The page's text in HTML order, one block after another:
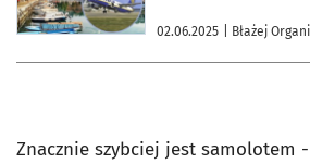
02.06.2025 | Błażej
Znacznie szybciej jest samolotem